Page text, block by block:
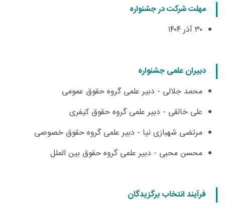
مهلت شرکت در جشنواره
۳۰ آذر ۱۴۰۴
دبیران علمی جشنواره
محمد جلالی - دبیر علمی گروه حقوق عمومی
علی خالقی - دبیر علمی گروه حقوق کیفری
مرتضی شهبازی نیا - دبیر علمی گروه حقوق خصوصی
محسن محبی - دبیر علمی گروه حقوق بین الملل
فرآیند انتخاب برگزیدگان